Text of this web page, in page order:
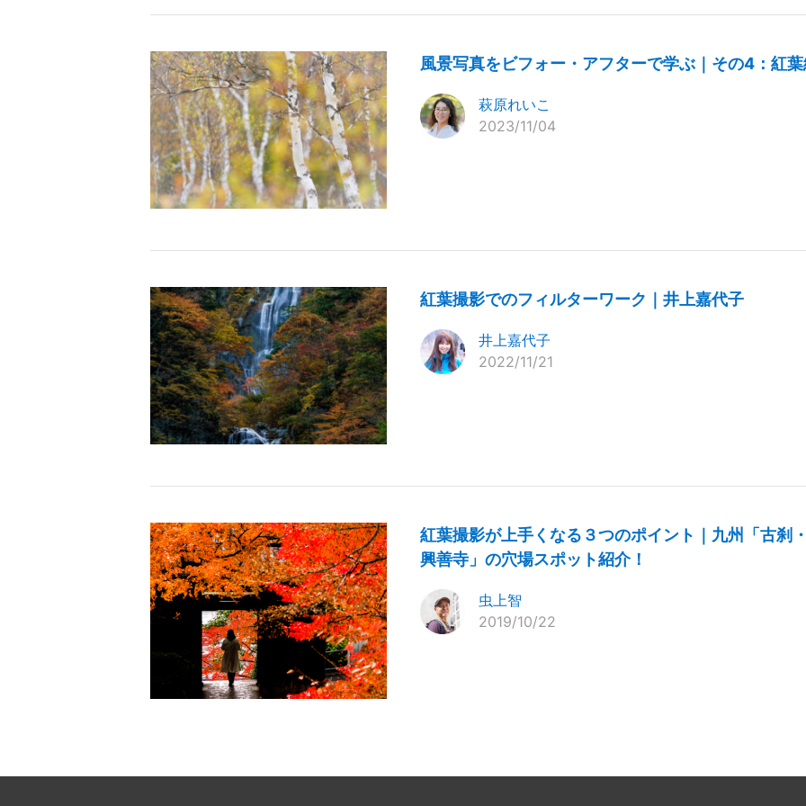
風景写真をビフォー・アフターで学ぶ｜その4：紅
萩原れいこ
2023/11/04
紅葉撮影でのフィルターワーク｜井上嘉代子
井上嘉代子
2022/11/21
紅葉撮影が上手くなる３つのポイント｜九州「古刹
興善寺」の穴場スポット紹介！
虫上智
2019/10/22